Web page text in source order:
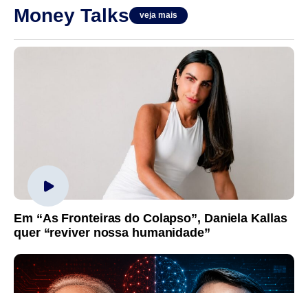
Money Talks veja mais
Em “As Fronteiras do Colapso”, Daniela Kallas
quer “reviver nossa humanidade”